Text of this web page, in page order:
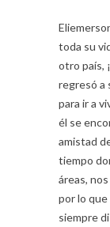
toda su
otro país,
regresó a
para ir a
él se
amistad
tiempo
áreas,
por lo que
siempre